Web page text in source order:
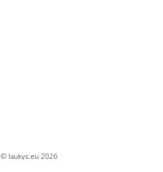
© laukys.eu 2026